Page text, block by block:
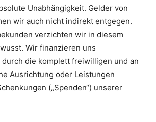
Unabhängigkeit. Gelder von
wir auch nicht indirekt entgegen.
verzichten wir in diesem
Wir finanzieren uns
die komplett freiwilligen und an
Ausrichtung oder Leistungen
(„Spenden“) unserer